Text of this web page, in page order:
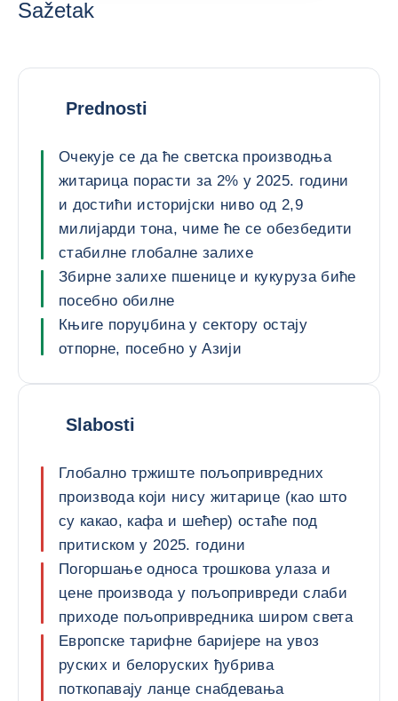
Sažetak
Prednosti
Очекује се да ће светска производња
житарица порасти за 2% у 2025. години
и достићи историјски ниво од 2,9
милијарди тона, чиме ће се обезбедити
стабилне глобалне залихе
Збирне залихе пшенице и кукуруза биће
посебно обилне
Књиге поруџбина у сектору остају
отпорне, посебно у Азији
Slabosti
Глобално тржиште пољопривредних
производа који нису житарице (као што
су какао, кафа и шећер) остаће под
притиском у 2025. години
Погоршање односа трошкова улаза и
цене производа у пољопривреди слаби
приходе пољопривредника широм света
Европске тарифне баријере на увоз
руских и белоруских ђубрива
поткопавају ланце снабдевања